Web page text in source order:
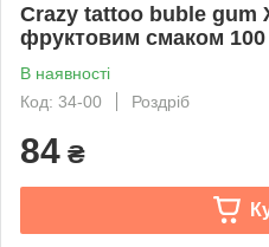
Crazy tattoo buble gum
фруктовим смаком
В наявності
Код: 34-00
Роздріб
84 ₴